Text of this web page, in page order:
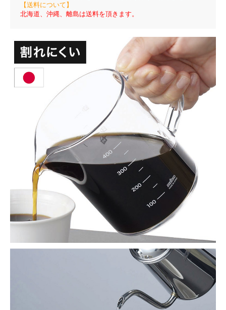
【送料について】
北海道、沖縄、離島は送料を頂きます。